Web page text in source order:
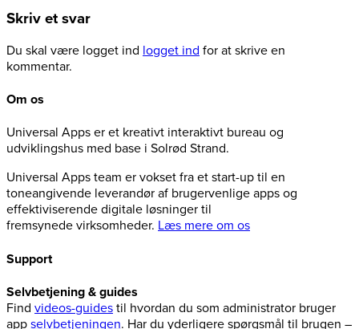
Skriv et svar
Du skal være logget ind logget ind for at skrive en
kommentar.
Om os
Universal Apps er et kreativt interaktivt bureau og
udviklingshus med base i Solrød Strand.
Universal Apps team er vokset fra et start-up til en
toneangivende leverandør af brugervenlige apps og
effektiviserende digitale løsninger til
fremsynede virksomheder. Læs mere om os
Support
Selvbetjening & guides
Find videos-guides til hvordan du som administrator bruger
app selvbetjeningen. Har du yderligere spørgsmål til brugen –